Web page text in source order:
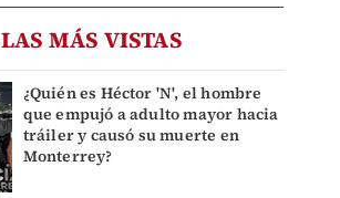
LAS MÁS VISTAS
¿Quién es Héctor 'N', el hombre
que empujó a adulto mayor hacia
tráiler y causó su muerte en
Monterrey?